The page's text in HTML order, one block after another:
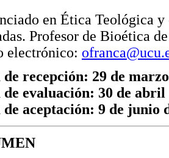
en Ética Teológica
Profesor de Bioética
electrónico:
de recepción: 29 de
de evaluación: 30 de abril
de aceptación: 9 de junio